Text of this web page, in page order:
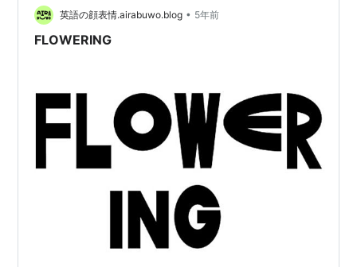
英語の顔表情.airabuwo.blog • 5年前
FLOWERING